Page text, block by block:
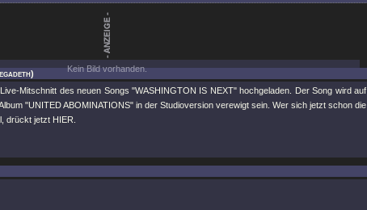
Kein Bild vorhanden.
Mitschnitt des neuen Songs "WASHINGTON IS NEXT" hochgeladen. Der Song wird auf
"UNITED ABOMINATIONS" in der Studioversion verewigt sein. Wer sich jetzt schon die
drückt jetzt HIER.